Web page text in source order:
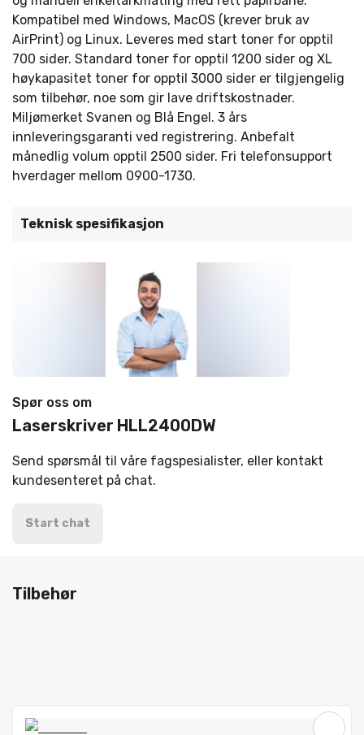
Kompatibel med Windows, MacOS (krever bruk av
AirPrint) og Linux. Leveres med start toner for opptil
700 sider. Standard toner for opptil 1200 sider og XL
høykapasitet toner for opptil 3000 sider er tilgjengelig
som tilbehør, noe som gir lave driftskostnader.
Miljømerket Svanen og Blå Engel. 3 års
innleveringsgaranti ved registrering. Anbefalt
månedlig volum opptil 2500 sider. Fri telefonsupport
hverdager mellom 0900-1730.
Teknisk spesifikasjon
Spør oss om
Laserskriver HLL2400DW
Send spørsmål til våre fagspesialister, eller kontakt
kundesenteret på chat.
Start chat
Tilbehør